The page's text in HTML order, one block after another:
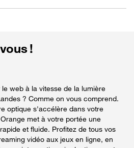
!
web à la vitesse de la lumière
? Comme on vous comprend.
optique s'accélère dans votre
met à votre portée une
et fluide. Profitez de tous vos
vidéo aux jeux en ligne, en